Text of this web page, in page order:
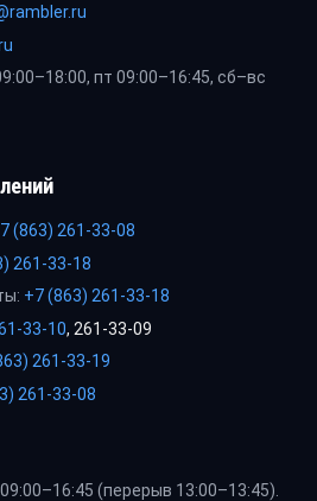
пт 09:00–16:45, сб–вс
(863) 261-33-08
261-33-18
+7 (863) 261-33-18
33-10, 261-33-09
261-33-19
261-33-08
(перерыв 13:00–13:45).